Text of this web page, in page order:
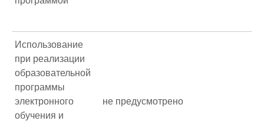
Использование
при реализации
образовательной
программы
электронного
обучения и
не предусмотрено